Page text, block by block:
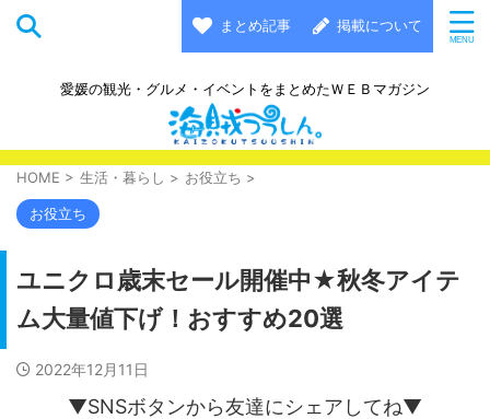
まとめ記事 掲載について
愛媛の観光・グルメ・イベントをまとめたＷＥＢマガジン
HOME > 生活・暮らし > お役立ち >
お役立ち
ユニクロ歳末セール開催中★秋冬アイテ
ム大量値下げ！おすすめ20選
2022年12月11日
▼SNSボタンから友達にシェアしてね▼